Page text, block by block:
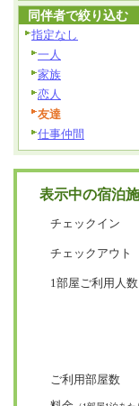
同伴者で絞り込む
指定なし
一人
家族
恋人
友達
仕事仲間
表示中の宿泊
チェックイン
チェックアウト
1部屋ご利用人数
ご利用部屋数